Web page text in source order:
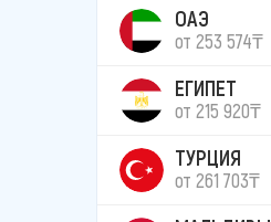
ОАЭ
от 253 574₸
ЕГИПЕТ
от 215 920₸
ТУРЦИЯ
от 261 703₸